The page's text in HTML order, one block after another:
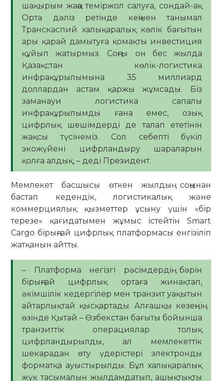
шақырым жаңа теміржол салуға, сондай-ақ
Орта дәліз ретінде кеңінен танымал
Транскаспий халықаралық көлік бағытын
ары қарай дамытуға қомақты инвестиция
құйып жатырмыз. Соңғы он бес жылда
Қазақстан көлік-логистика
инфрақұрылымына 35 миллиард
доллардан астам қаржы жұмсады. Біз
заманауи логистика сапалы
инфрақұрылымды ғана емес, озық
цифрлық шешімдерді де талап ететінін
жақсы түсінеміз. Сол себепті бүкіл
экожүйені цифрландыру шараларын
қолға алдық, – деді Президент.
Мемлекет басшысы өткен жылдың соңынан
бастап кедендік, логистикалық және
коммерциялық қызметтер ұсыну үшін «бір
терезе» қағидатымен жұмыс істейтін Smart
Cargo бірыңғай цифрлық платформасы енгізіліп
жатқанын айтты.
– Платформа негізгі рәсімдердің бәрін
бірыңғай цифрлық ортаға жинақтап,
әкімшілік кедергілер мен транзит уақытын
айтарлықтай қысқартады. Алғашқы кезеңнің
өзінде Қытай – Өзбекстан бағыты бойынша
транзиттік операциялар толық
цифрландырылды, ал мемлекеттік
шекарадан өту үдерістері электронды
форматқа ауыстырылды. Бұл халықаралық
жүк тасымалын жылдамдатып, ашықтықты